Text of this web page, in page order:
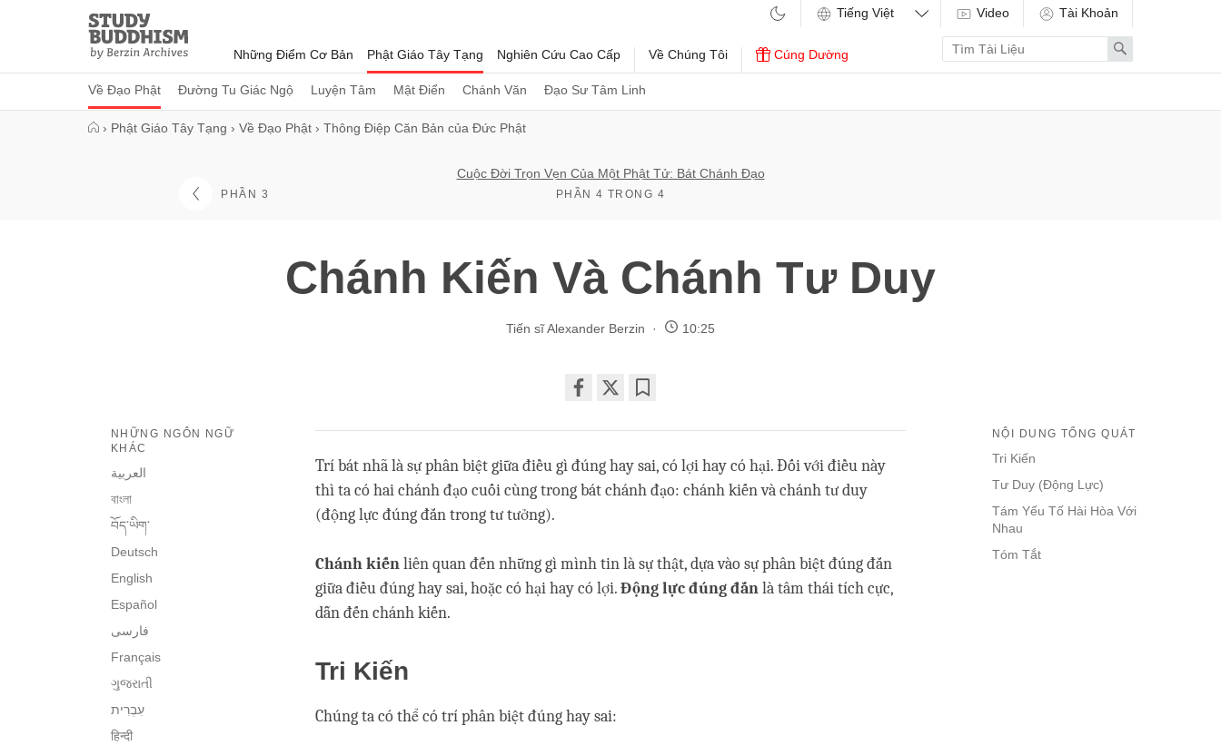
Study
Buddhism
Home
Những Điểm Cơ Bản Phật Giáo Tây Tạng
Về Đạo Phật Đường Tu Giác Ngộ Luyện Tâm Mật Điển Chánh Văn Đạo Sư Tâm Linh
Nghiên Cứu Cao Cấp Về Chúng Tôi Cúng Dường
Video Tài Khoản
Enter
search
term
Search
› Phật Giáo Tây Tạng › Về Đạo Phật › Thông Điệp Căn Bản của Đức Phật
PHẦN 3
Cuộc Đời Trọn Vẹn Của Một Phật Tử: Bát Chánh Đạo
PHẦN 4 TRONG 4
Chánh Kiến Và Chánh Tư Duy
Tiến sĩ Alexander Berzin 10:25
on
facebook
NỘI DUNG TỔNG QUÁT
Tri Kiến
Tư Duy (Động Lực)
Tám Yếu Tố Hài Hòa Với
Nhau
Tóm Tắt
NHỮNG NGÔN NGỮ
KHÁC
العربية
বাংলা
བོད་ཡིག་
Deutsch
English
Español
فارسی
Français
ગુજરાતી
हिन्दी
Trí bát nhã là sự phân biệt giữa điều gì đúng hay sai, có lợi hay có hại. Đối với điều này
thì ta có hai chánh đạo cuối cùng trong bát chánh đạo: chánh kiến và chánh tư duy
(động lực đúng đắn trong tư tưởng).
Chánh kiếnliên quan đến những gì mình tin là sự thật, dựa vào sự phân biệt đúng đắn
giữa điều đúng hay sai, hoặc có hại hay có lợi.Động lực đúng đắnlà tâm thái tích cực,
dẫn đến chánh kiến.
Tri Kiến
Chúng ta có thể có trí phân biệt đúng hay sai: